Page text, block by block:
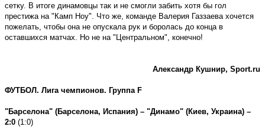
сетку. В итоге динамовцы так и не смогли забить хотя бы гол
престижа на "Камп Ноу". Что же, команде Валерия Газзаева хочется
пожелать, чтобы она не опускала рук и боролась до конца в
оставшихся матчах. Но не на "Центральном", конечно!
Александр Кушнир, Sport.ru
ФУТБОЛ. Лига чемпионов. Группа F
"Барселона" (Барселона, Испания) – "Динамо" (Киев, Украина) –
2:0 (1:0)